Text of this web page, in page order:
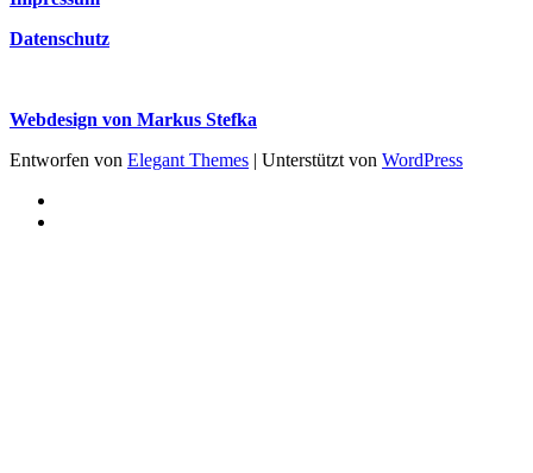
Datenschutz
Webdesign von Markus Stefka
Entworfen von Elegant Themes | Unterstützt von WordPress